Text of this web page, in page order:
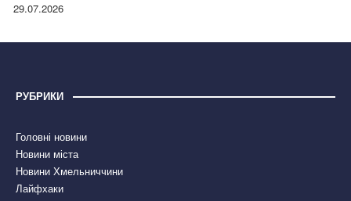
правдою
29.07.2026
РУБРИКИ
Головні новини
Новини міста
Новини Хмельниччини
Лайфхаки